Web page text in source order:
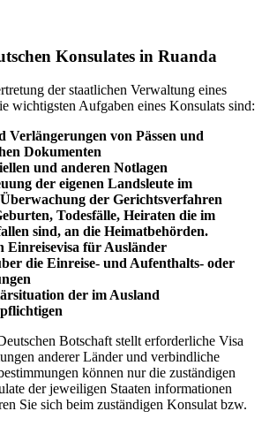
Konsulates in Ruanda
der staatlichen Verwaltung eines
wichtigsten Aufgaben eines Konsulats sind:
Verlängerungen von Pässen und
Dokumenten
und anderen Notlagen
der eigenen Landsleute im
Überwachung der Gerichtsverfahren
Todesfälle, Heiraten die im
sind, an die Heimatbehörden.
Einreisevisa für Ausländer
die Einreise- und Aufenthalts- oder
der im Ausland
Botschaft stellt erforderliche Visa
anderer Länder und verbindliche
können nur die zuständigen
der jeweiligen Staaten informationen
Sie sich beim zuständigen Konsulat bzw.